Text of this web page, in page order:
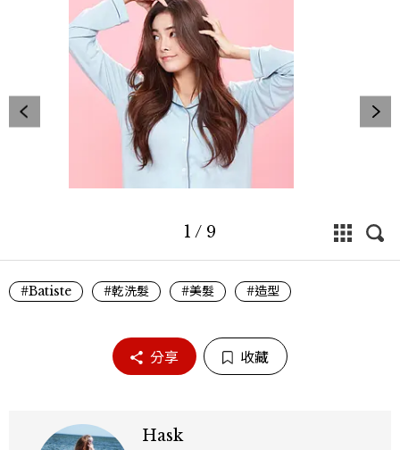
1 / 9
#Batiste #乾洗髮 #美髮 #造型
分享 收藏
Hask